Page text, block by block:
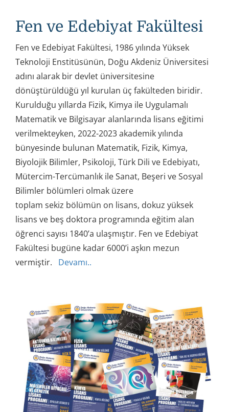
Fen ve Edebiyat Fakültesi
Fen ve Edebiyat Fakültesi, 1986 yılında Yüksek
Teknoloji Enstitüsünün, Doğu Akdeniz Üniversitesi
adını alarak bir devlet üniversitesine
dönüştürüldüğü yıl kurulan üç fakülteden biridir.
Kurulduğu yıllarda Fizik, Kimya ile Uygulamalı
Matematik ve Bilgisayar alanlarında lisans eğitimi
verilmekteyken, 2022-2023akademik yılında
bünyesinde bulunan Matematik, Fizik, Kimya,
Biyolojik Bilimler, Psikoloji, Türk Dili ve Edebiyatı,
Mütercim-Tercümanlık ile Sanat, Beşeri ve Sosyal
Bilimler bölümleri olmak üzere
toplam sekiz bölümün on lisans, dokuz yüksek
lisans ve beş doktora programında eğitim alan
öğrenci sayısı 1840’a ulaşmıştır. Fen ve Edebiyat
Fakültesi bugüne kadar 6000’i aşkın mezun
vermiştir.
Devamı..